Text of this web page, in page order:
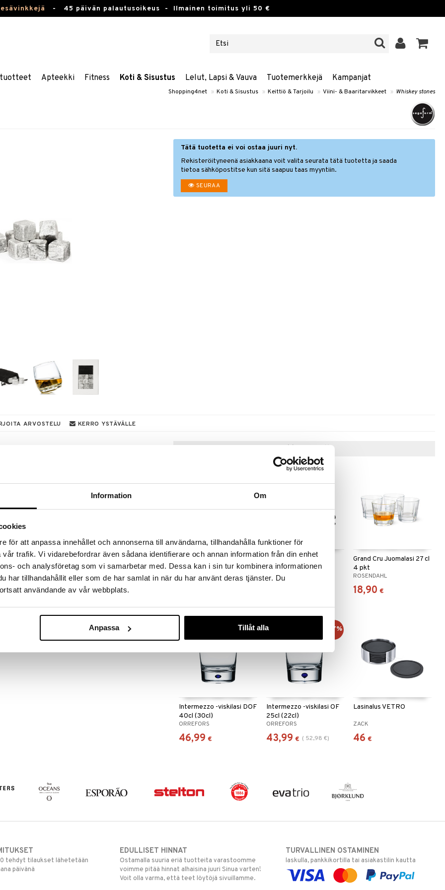
Information Om
för att anpassa innehållet och annonserna till användarna, tillhandahålla funktioner för
trafik. Vi vidarebefordrar även sådana identifierare och annan information från din enhet
och analysföretag som vi samarbetar med. Dessa kan i sin tur kombinera informationen
har tillhandahållit eller som de har samlat in när du har använt deras tjänster. Du
användande av vår webbplats.
Anpassa Tillåt alla
- 45 päivän palautusoikeus - Ilmainen toimitus yli 50 €
Apteekki Fitness Koti & Sisustus Lelut, Lapsi & Vauva Tuotemerkkejä Kampanjat
Shopping4net » Koti & Sisustus » Keittiö & Tarjoilu » Viini- & Baaritarvikkeet » Whiskey stones
Tätä tuotetta ei voi ostaa juuri nyt.
Rekisteröityneenä asiakkaana voit valita seurata tätä tuotetta ja saada
tietoa sähköpostitse kun sitä saapuu taas myyntiin.
SEURAA
ARVOSTELU KERRO YSTÄVÄLLE
Vinkkejä sinulle
Bar viskilasi 6-pkt
SAGAFORM DESIGN
City Jääkuutiot 4 kpl
paketti
ORREFORS
Grand Cru Juomalasi 27 cl
4 pkt
ROSENDAHL
18,90 €
Intermezzo -viskilasi DOF
40cl (30cl)
ORREFORS
46,99 €
Intermezzo -viskilasi OF
25cl (22cl)
ORREFORS
43,99 € ( 52,98 €)
-17%
Lasinalus VETRO
ZACK
46 €
tehdyt tilaukset lähetetään
päivänä
EDULLISET HINNAT
Ostamalla suuria eriä tuotteita varastoomme
voimme pitää hinnat alhaisina juuri Sinua varten!
Voit olla varma, että teet löytöjä sivuillamme.
TURVALLINEN OSTAMINEN
laskulla, pankkikortilla tai asiakastilin kautta